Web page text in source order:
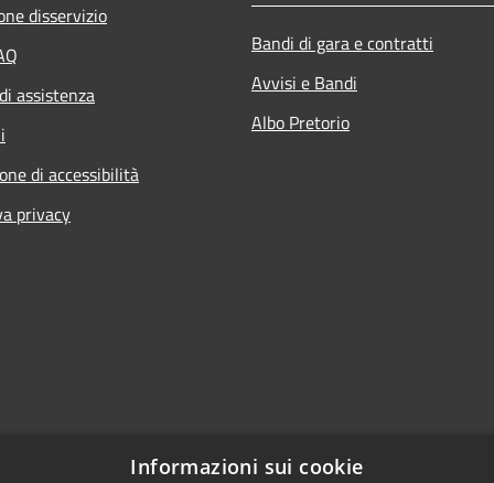
disservizio
assistenza
di accessibilità
privacy
Bandi di gara e contratti
Avvisi e Bandi
Albo Pretorio
Informazioni sui cookie